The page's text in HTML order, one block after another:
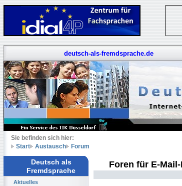
deutsch-als-fremdsprache.de
Sie befinden sich hier:
Start
Austausch Forum
Deutsch als
Fremdsprache
Aktuelles
Foren für E-